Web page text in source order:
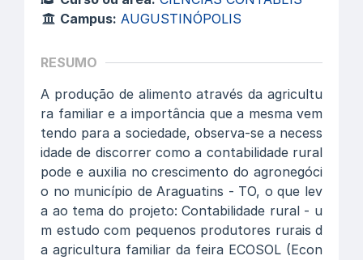
Campus: AUGUSTINÓPOLIS
RESUMO
A produção de alimento através da agricultu
ra familiar e a importância que a mesma vem
tendo para a sociedade, observa-se a necess
idade de discorrer como a contabilidade rural
pode e auxilia no crescimento do agronegóci
o no município de Araguatins - TO, o que lev
a ao tema do projeto: Contabilidade rural - u
m estudo com pequenos produtores rurais d
a agricultura familiar da feira ECOSOL (Econ